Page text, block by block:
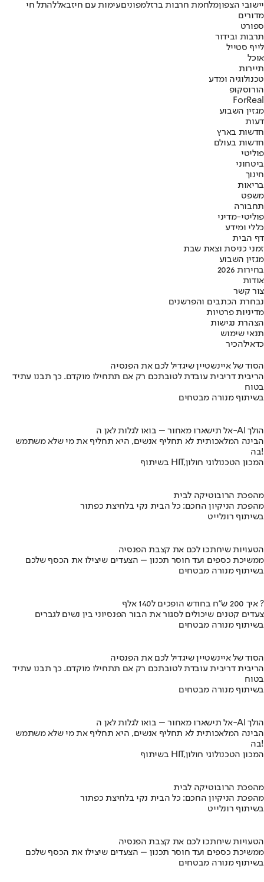
יישובי הצפוןמלחמת חרבות ברזלמפוניםעימות עם חיזבאללהתל חי
מדורים
ספורט
תרבות ובידור
לייף סטייל
אוכל
תיירות
טכנולוגיה ומדע
הורוסקופ
ForReal
מגזין השבוע
דעות
חדשות בארץ
חדשות בעולם
פוליטי
ביטחוני
חינוך
בריאות
משפט
תחבורה
פוליטי-מדיני
כללי ומידע
דף הבית
זמני כניסת וצאת שבת
מגזין השבוע
בחירות 2026
אודות
צור קשר
נבחרת הכתבים והפרשנים
מדיניות פרטיות
הצהרת נגישות
תנאי שימוש
כדאילהכיר
הסוד של איינשטיין שיגדיל לכם את הפנסיה
הריבית דריבית עובדת לטובתכם רק אם תתחילו מוקדם. כך תבנו עתיד
בטוח
בשיתוף מנורה מבטחים
אל תישארו מאחור – בואו לגלות לאן ה-AI הולך
הבינה המלאכותית לא תחליף אנשים, היא תחליף את מי שלא משתמש
בה!
בשיתוף HIT,המכון הטכנולוגי חולון
מהפכת הרובוטיקה לבית
מהפכת הניקיון החכם: כל הבית נקי בלחיצת כפתור
בשיתוף רונלייט
הטעויות שיחתכו לכם את קצבת הפנסיה
ממשיכת כספים ועד חוסר תכנון – הצעדים שיצילו את הכסף שלכם
בשיתוף מנורה מבטחים
איך 200 ש"ח בחודש הופכים ל140 אלף ?
צעדים קטנים שיכולים לסגור את הבור הפנסיוני בין נשים לגברים
בשיתוף מנורה מבטחים
הסוד של איינשטיין שיגדיל לכם את הפנסיה
הריבית דריבית עובדת לטובתכם רק אם תתחילו מוקדם. כך תבנו עתיד
בטוח
בשיתוף מנורה מבטחים
אל תישארו מאחור – בואו לגלות לאן ה-AI הולך
הבינה המלאכותית לא תחליף אנשים, היא תחליף את מי שלא משתמש
בה!
בשיתוף HIT,המכון הטכנולוגי חולון
מהפכת הרובוטיקה לבית
מהפכת הניקיון החכם: כל הבית נקי בלחיצת כפתור
בשיתוף רונלייט
הטעויות שיחתכו לכם את קצבת הפנסיה
ממשיכת כספים ועד חוסר תכנון – הצעדים שיצילו את הכסף שלכם
בשיתוף מנורה מבטחים